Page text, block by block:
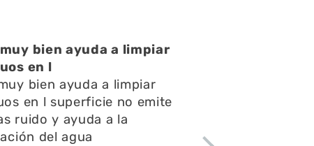
Una atención muy buena
Una atención muy buena,amables
y respondieron rápido todas mis
preguntas y consultas,el envío
fue rápido y el acuario se ve
espectacular